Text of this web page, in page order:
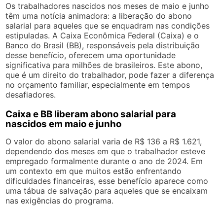
Os trabalhadores nascidos nos meses de maio e junho
têm uma notícia animadora: a liberação do abono
salarial para aqueles que se enquadram nas condições
estipuladas. A Caixa Econômica Federal (Caixa) e o
Banco do Brasil (BB), responsáveis pela distribuição
desse benefício, oferecem uma oportunidade
significativa para milhões de brasileiros. Este abono,
que é um direito do trabalhador, pode fazer a diferença
no orçamento familiar, especialmente em tempos
desafiadores.
Caixa e BB liberam abono salarial para
nascidos em maio e junho
O valor do abono salarial varia de R$ 136 a R$ 1.621,
dependendo dos meses em que o trabalhador esteve
empregado formalmente durante o ano de 2024. Em
um contexto em que muitos estão enfrentando
dificuldades financeiras, esse benefício aparece como
uma tábua de salvação para aqueles que se encaixam
nas exigências do programa.